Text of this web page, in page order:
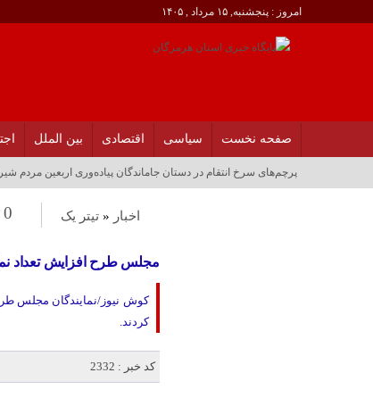
امروز : پنجشنبه, ۱۵ مرداد , ۱۴۰۵
صفحه نخست سیاسی اقتصادی بین الملل
پرچم‌های سرخ انتقام در دستان جاماندگان پیاده‌وری اربعین مردم
اخبار « تیتر یک 0 نظر
مجلس طرح افزایش تعداد
کردند.
کد خبر : 2332